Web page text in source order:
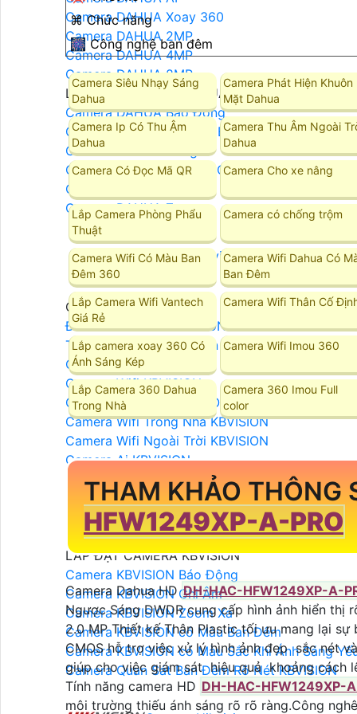
Camera DAHUA Xoay 360
Camera DAHUA 2MP
Camera DAHUA 4MP
Camera DAHUA 8MP
LẮP ĐẶT CAMERA DAHUA
Camera DAHUA Báo Động
Camera Dahua Quan Sát Ban Đêm Rõ Nét
Camera Dahua Starlight
Camera Dahua Ban Đêm Có Màu
Camera DAHUA Ghi Âm
Camera DAHUA Zoom
Camera Kbvision
Camera Kbvision
Đầu Ghi Camera KBVISION
Trọn Bộ Camera KBvision
Camera IP KBVISION
Camera Wifi KBVISION
Camera Wifi 360 KBVISION
Camera Wifi Trong Nhà KBVISION
Camera Wifi Ngoài Trời KBVISION
Camera Ai KBVISION
Camera KBVISION XOAY 360
Camera KBVISION 2.0 MP
Camera KBVISION 4.0 MP
Camera KBVISION 8.0 MP
LẮP ĐẶT CAMERA KBVISION
Camera KBVISION Báo Động
Camera KBVISION Ghi Âm
Camera KBVISION Zoom Xa
Camera KBVISION có Màu Ban Đêm
Camera KBVISION có Màu Sắc Khi Ánh Sáng
Camera Quan Sát Ban Đêm Rõ Nét KBVISION
⌘ Chức năng
🎆 Công nghệ ban đêm
Camera Siêu Nhạy Sáng
Dahua
Camera Phát Hiện Khuôn
Mặt Dahua
Camera Ip Có Thu Ậm
Dahua
Camera Thu Âm Ngoài
Dahua
Camera Có Đọc Mã QR Camera Cho xe nâng
Lắp Camera Phòng Phẩu
Thuật
Camera có chống trộm
Camera Wifi Có Màu Ban
Đêm 360
Camera Wifi Dahua Có
Ban Đêm
Lắp Camera Wifi Vantech
Giá Rẻ
Camera Wifi Thân Cố
Lắp camera xoay 360 Có
Ánh Sáng Kép
Camera Wifi Imou 360
Lắp Camera 360 Dahua
Trong Nhà
Camera 360 Imou Full
color
THAM KHẢO THÔNG
HFW1249XP-A-PRO
Camera Dahua HDDH-HAC-HFW1249XP-A-
Ngược Sáng DWDR cung cấp hình ảnh hiển
2.0 MP Thiết kế Thân Plastic tối ưu mang lại
CMOS hỗ trợ việc xử lý hình ảnh đẹp sắc nét
giúp cho việc giám sát hiệu quả khoảng cách
Tính năng camera HD DH-HAC-HFW1249XP-
môi trường thiếu ánh sáng rõ rõ ràng.Công